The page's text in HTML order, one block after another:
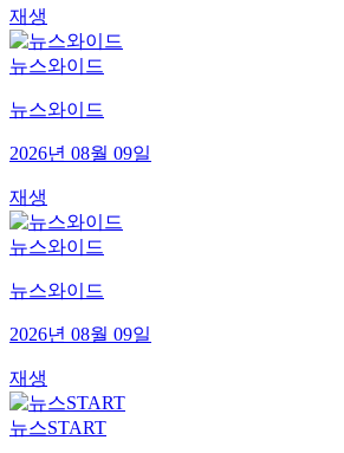
재생
뉴스와이드
뉴스와이드
2026년 08월 09일
재생
뉴스와이드
뉴스와이드
2026년 08월 09일
재생
뉴스START